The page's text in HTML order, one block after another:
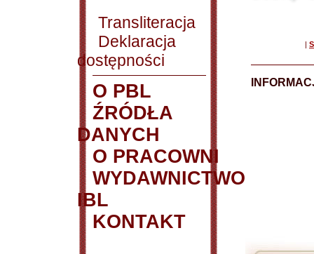
Transliteracja
Deklaracja
dostępności
O PBL
ŹRÓDŁA
DANYCH
O PRACOWNI
WYDAWNICTWO
IBL
KONTAKT
|